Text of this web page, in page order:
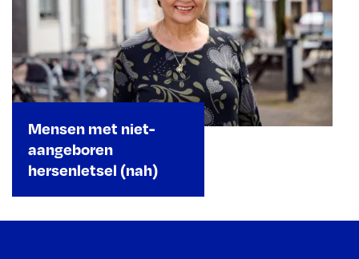
Mensen met niet-
aangeboren
hersenletsel (nah)